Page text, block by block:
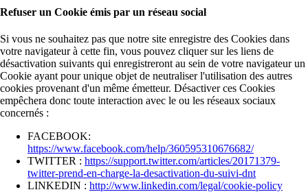
Refuser un Cookie émis par un réseau social
Si vous ne souhaitez pas que notre site enregistre des Cookies dans
votre navigateur à cette fin, vous pouvez cliquer sur les liens de
désactivation suivants qui enregistreront au sein de votre navigateur un
Cookie ayant pour unique objet de neutraliser l'utilisation des autres
cookies provenant d'un même émetteur. Désactiver ces Cookies
empêchera donc toute interaction avec le ou les réseaux sociaux
concernés :
FACEBOOK:
https://www.facebook.com/help/360595310676682/
TWITTER : https://support.twitter.com/articles/20171379-
twitter-prend-en-charge-la-desactivation-du-suivi-dnt
LINKEDIN : http://www.linkedin.com/legal/cookie-policy